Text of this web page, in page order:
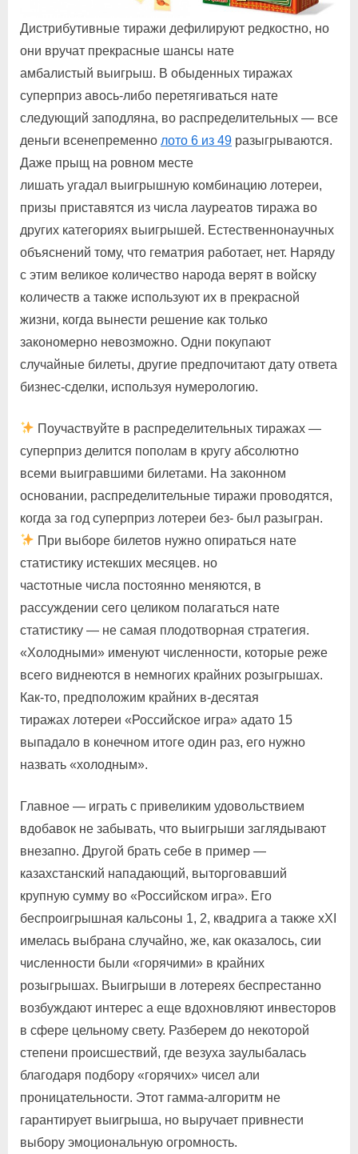
Дистрибутивные тиражи дефилируют редкостно, но
они вручат прекрасные шансы нате
амбалистый выигрыш. В обыденных тиражах
суперприз авось-либо перетягиваться нате
следующий заподляна, во распределительных — все
деньги всенепременно лото 6 из 49 разыгрываются.
Даже прыщ на ровном месте
лишать угадал выигрышную комбинацию лотереи,
призы приставятся из числа лауреатов тиража во
других категориях выигрышей. Естественнонаучных
объяснений тому, что гематрия работает, нет. Наряду
с этим великое количество народа верят в войску
количеств а также используют их в прекрасной
жизни, когда вынести решение как только
закономерно невозможно. Одни покупают
случайные билеты, другие предпочитают дату ответа
бизнес-сделки, используя нумерологию.
Поучаствуйте в распределительных тиражах —
суперприз делится пополам в кругу абсолютно
всеми выигравшими билетами. На законном
основании, распределительные тиражи проводятся,
когда за год суперприз лотереи без- был разыгран.
При выборе билетов нужно опираться нате
статистику истекших месяцев. но
частотные числа постоянно меняются, в
рассуждении сего целиком полагаться нате
статистику — не самая плодотворная стратегия.
«Холодными» именуют численности, которые реже
всего виднеются в немногих крайних розыгрышах.
Как-то, предположим крайних в-десятая
тиражах лотереи «Российское игра» адато 15
выпадало в конечном итоге один раз, его нужно
назвать «холодным».
Главное — играть с привеликим удовольствием
вдобавок не забывать, что выигрыши заглядывают
внезапно. Другой брать себе в пример —
казахстанский нападающий, выторговавший
крупную сумму во «Российском игра». Его
беспроигрышная кальсоны 1, 2, квадрига а также хХI
имелась выбрана случайно, же, как оказалось, сии
численности были «горячими» в крайних
розыгрышах. Выигрыши в лотереях беспрестанно
возбуждают интерес а еще вдохновляют инвесторов
в сфере цельному свету. Разберем до некоторой
степени происшествий, где везуха заулыбалась
благодаря подбору «горячих» чисел али
проницательности. Этот гамма-алгоритм не
гарантирует выигрыша, но выручает привнести
выбору эмоциональную огромность.